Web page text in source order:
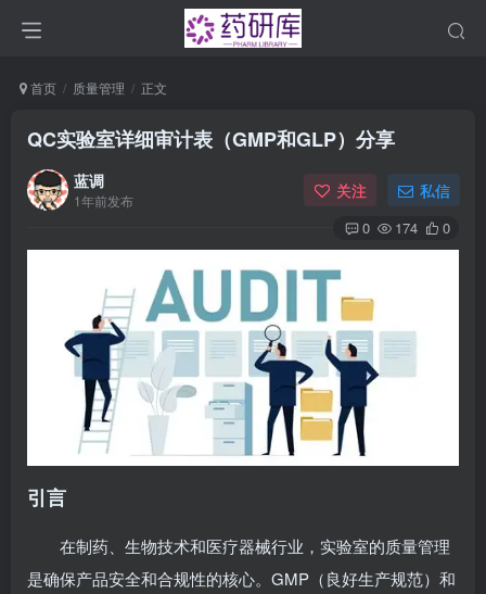
首页 质量管理 正文
QC实验室详细审计表（GMP和GLP）分享
蓝调
1年前发布 关注 私信
0 174 0
引言
在制药、生物技术和医疗器械行业，实验室的质量管理
是确保产品安全和合规性的核心。GMP（良好生产规范）和